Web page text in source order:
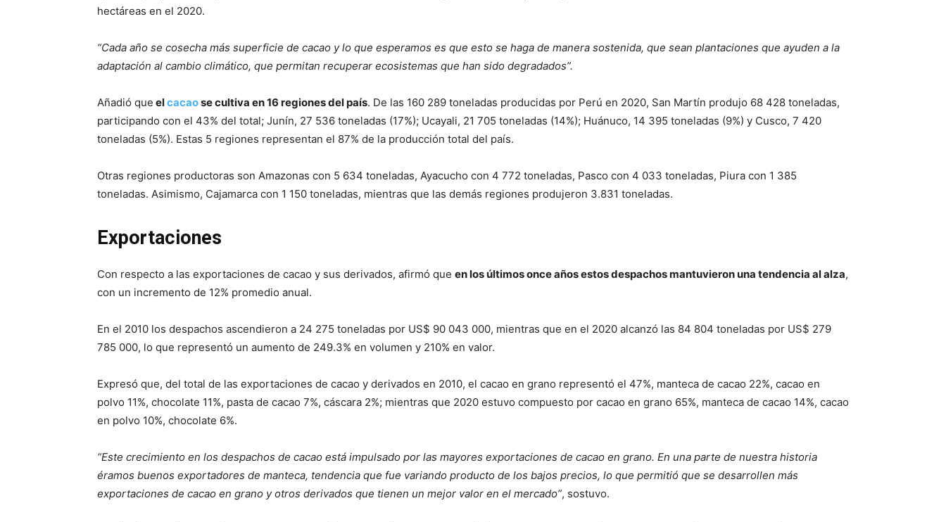
hectáreas en el 2020.
“Cada año se cosecha más superficie de cacao y lo que esperamos es que esto se haga de manera sostenida, que sean plantaciones que ayuden a la
adaptación al cambio climático, que permitan recuperar ecosistemas que han sido degradados”.
Añadió que elcacaose cultiva en 16 regiones del país. De las 160 289 toneladas producidas por Perú en 2020, San Martín produjo 68 428 toneladas,
participando con el 43% del total; Junín, 27 536 toneladas (17%); Ucayali, 21 705 toneladas (14%); Huánuco, 14 395 toneladas (9%) y Cusco, 7 420
toneladas (5%). Estas 5 regiones representan el 87% de la producción total del país.
Otras regiones productoras son Amazonas con 5 634 toneladas, Ayacucho con 4 772 toneladas, Pasco con 4 033 toneladas, Piura con 1 385
toneladas. Asimismo, Cajamarca con 1 150 toneladas, mientras que las demás regiones produjeron 3.831 toneladas.
Exportaciones
Con respecto a las exportaciones de cacao y sus derivados, afirmó que en los últimos once años estos despachos mantuvieron una tendencia al alza,
con un incremento de 12% promedio anual.
En el 2010 los despachos ascendieron a 24 275 toneladas por US$ 90 043 000, mientras que en el 2020 alcanzó las 84 804 toneladas por US$ 279
785 000, lo que representó un aumento de 249.3% en volumen y 210% en valor.
Expresó que, del total de las exportaciones de cacao y derivados en 2010, el cacao en grano representó el 47%, manteca de cacao 22%, cacao en
polvo 11%, chocolate 11%, pasta de cacao 7%, cáscara 2%; mientras que 2020 estuvo compuesto por cacao en grano 65%, manteca de cacao 14%, cacao
en polvo 10%, chocolate 6%.
“Este crecimiento en los despachos de cacao está impulsado por las mayores exportaciones de cacao en grano. En una parte de nuestra historia
éramos buenos exportadores de manteca, tendencia que fue variando producto de los bajos precios, lo que permitió que se desarrollen más
exportaciones de cacao en grano y otros derivados que tienen un mejor valor en el mercado”, sostuvo.